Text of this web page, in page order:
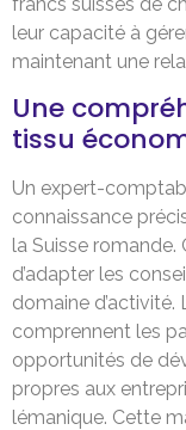
leur capacité à
maintenant une
Une
tissu
Un expert-
connaissance
la Suisse
d’adapter les
domaine
comprennent les
opportunités de
propres aux
lémanique. Cette